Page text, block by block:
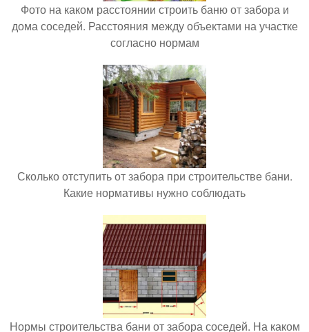
Фото на каком расстоянии строить баню от забора и
дома соседей. Расстояния между объектами на участке
согласно нормам
Сколько отступить от забора при строительстве бани.
Какие нормативы нужно соблюдать
Нормы строительства бани от забора соседей. На каком